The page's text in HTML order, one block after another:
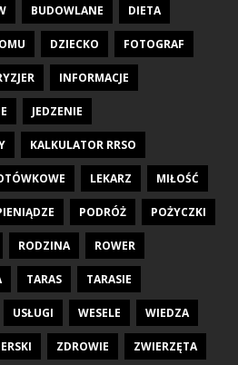
BUDOWLANE DIETA
DZIECKO FOTOGRAF
INFORMACJE
JEDZENIE
KALKULATOR RRSO
LEKARZ MIŁOŚĆ
PODRÓŻ POŻYCZKI
RODZINA ROWER
TARAS TARASIE
USŁUGI WESELE WIEDZA
ZDROWIE ZWIERZĘTA